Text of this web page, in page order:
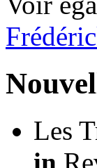
Les
in